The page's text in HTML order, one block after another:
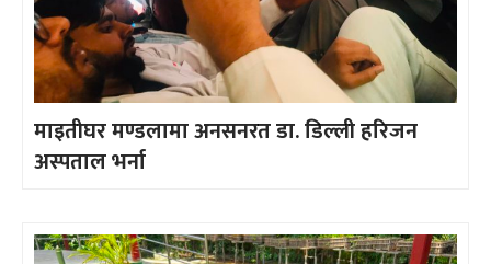
माइतीघर मण्डलामा अनसनरत डा. डिल्ली हरिजन
अस्पताल भर्ना